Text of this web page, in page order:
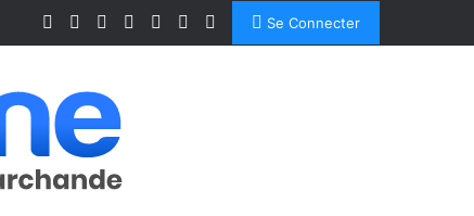
FacebookLinkedinYouTubeInstagram
SpotifyTikTokSe Connecter